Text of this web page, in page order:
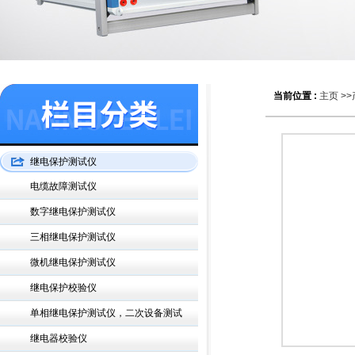
当前位置 : 主页 >>
继电保护测试仪
电缆故障测试仪
数字继电保护测试仪
三相继电保护测试仪
微机继电保护测试仪
继电保护校验仪
单相继电保护测试仪，二次设备测试
继电器校验仪